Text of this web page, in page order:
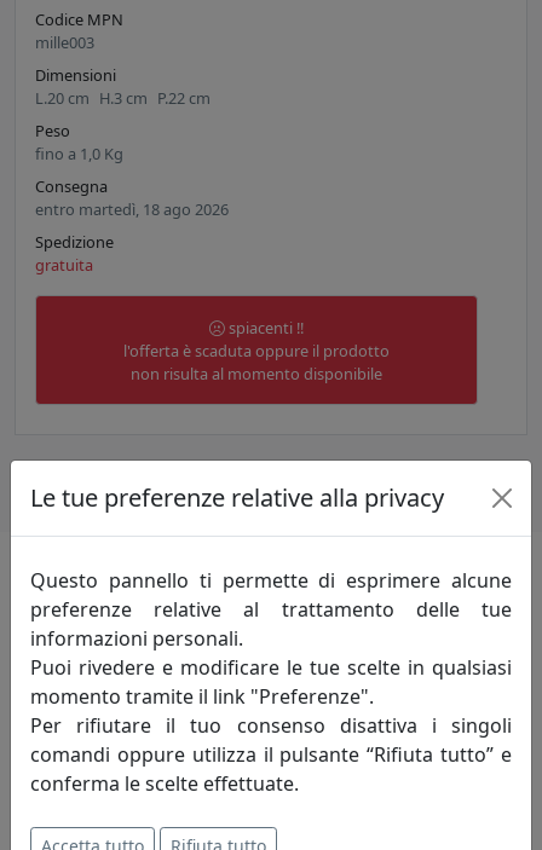
Codice MPN
mille003
Dimensioni
L.20 cm H.3 cm P.22 cm
Peso
fino a 1,0 Kg
Consegna
entro martedì, 18 ago 2026
Spedizione
gratuita
spiacenti !!
l'offerta è scaduta oppure il prodotto
non risulta al momento disponibile
Caratteristiche
piatto ovale interamente fatto con i murrini. Il prodotto
riporta il nome dell'artista e l'anno di realizzazione.
Specifiche
Vetrofusione, termoformatura, lavoro a freddo
Le tue preferenze relative alla privacy
Questo pannello ti permette di esprimere alcune
preferenze relative al trattamento delle tue
informazioni personali.
Puoi rivedere e modificare le tue scelte in qualsiasi
momento tramite il link "Preferenze".
Per rifiutare il tuo consenso disattiva i singoli
comandi oppure utilizza il pulsante “Rifiuta tutto” e
conferma le scelte effettuate.